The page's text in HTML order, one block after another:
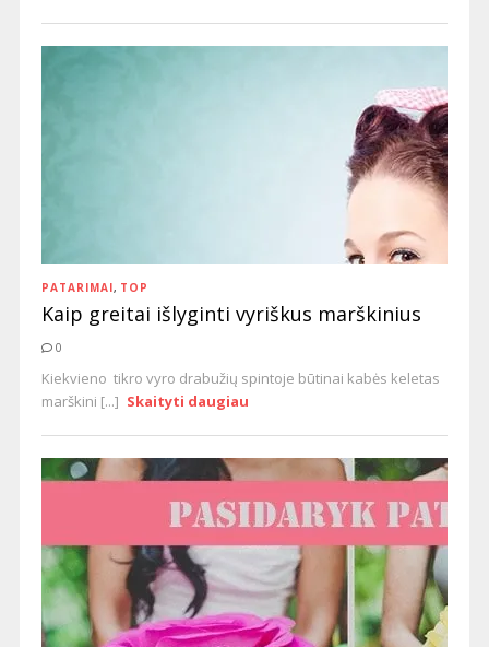
PATARIMAI, TOP
Kaip greitai išlyginti vyriškus marškinius
0
Kiekvieno tikro vyro drabužių spintoje būtinai kabės keletas
marškini [...] Skaityti daugiau